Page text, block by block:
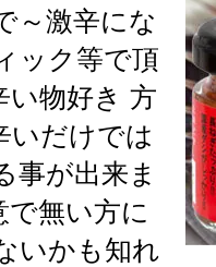
～激辛にな
ック等で頂
い物好き 方
いだけでは
事が出来ま
無い方に
いかも知れ